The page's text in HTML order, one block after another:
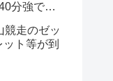
分強で完
競走のゼッ
ト等が到